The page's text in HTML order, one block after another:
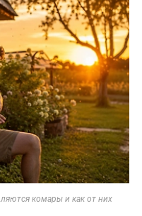
комары и как от них